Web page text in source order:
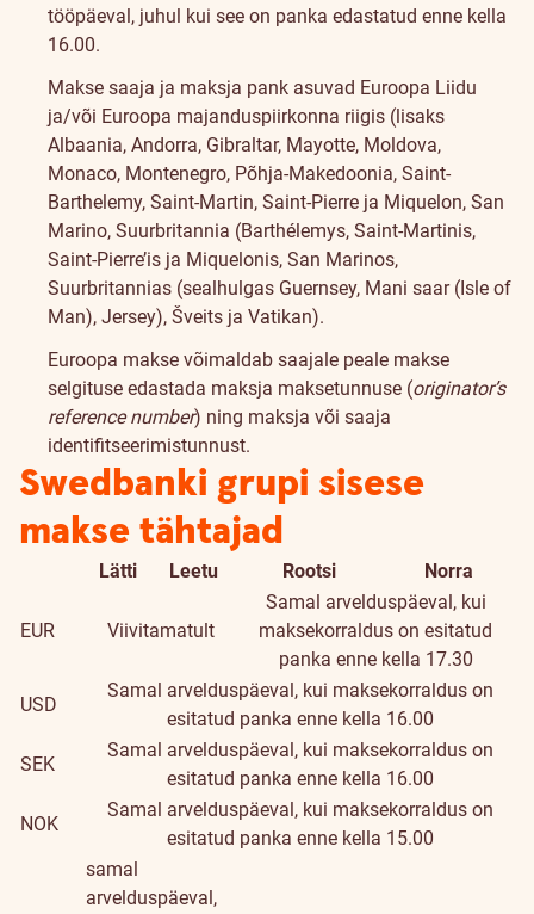
tööpäeval, juhul kui see on panka edastatud enne kella
16.00.
Makse saaja ja maksja pank asuvad Euroopa Liidu
ja/või Euroopa majanduspiirkonna riigis (lisaks
Albaania, Andorra, Gibraltar, Mayotte, Moldova,
Monaco, Montenegro, Põhja-Makedoonia, Saint-
Barthelemy, Saint-Martin, Saint-Pierre ja Miquelon, San
Marino, Suurbritannia (Barthélemys, Saint-Martinis,
Saint-Pierre’is ja Miquelonis, San Marinos,
Suurbritannias (sealhulgas Guernsey, Mani saar (Isle of
Man), Jersey), Šveits ja Vatikan).
Euroopa makse võimaldab saajale peale makse
selgituse edastada maksja maksetunnuse (originator’s
reference number) ning maksja või saaja
identifitseerimistunnust.
Swedbanki grupi sisese
makse tähtajad
Lätti Leetu Rootsi Norra
EUR Viivitamatult
Samal arvelduspäeval, kui
maksekorraldus on esitatud
panka enne kella 17.30
USD
Samal arvelduspäeval, kui maksekorraldus on
esitatud panka enne kella 16.00
SEK
Samal arvelduspäeval, kui maksekorraldus on
esitatud panka enne kella 16.00
NOK
Samal arvelduspäeval, kui maksekorraldus on
esitatud panka enne kella 15.00
samal
arvelduspäeval,